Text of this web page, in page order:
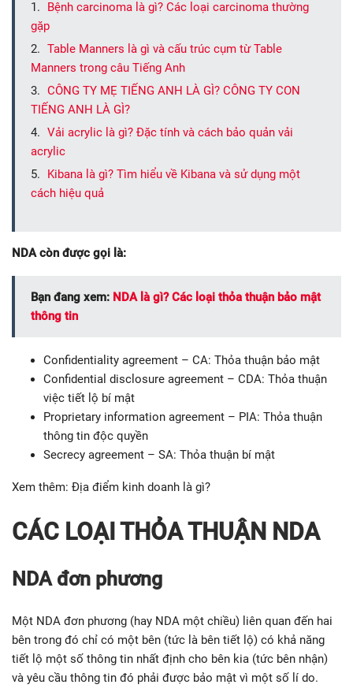
Bệnh carcinoma là gì? Các loại carcinoma thường
gặp
Table Manners là gì và cấu trúc cụm từ Table
Manners trong câu Tiếng Anh
CÔNG TY MẸ TIẾNG ANH LÀ GÌ? CÔNG TY CON
TIẾNG ANH LÀ GÌ?
Vải acrylic là gì? Đặc tính và cách bảo quản vải
acrylic
Kibana là gì? Tìm hiểu về Kibana và sử dụng một
cách hiệu quả
NDA còn được gọi là:
Bạn đang xem: NDA là gì? Các loại thỏa thuận bảo mật
thông tin
Confidentiality agreement – CA: Thỏa thuận bảo mật
Confidential disclosure agreement – CDA: Thỏa thuận
việc tiết lộ bí mật
Proprietary information agreement – PIA: Thỏa thuận
thông tin độc quyền
Secrecy agreement – SA: Thỏa thuận bí mật
Xem thêm: Địa điểm kinh doanh là gì?
CÁC LOẠI THỎA THUẬN NDA
NDA đơn phương
Một NDA đơn phương (hay NDA một chiều) liên quan đến hai
bên trong đó chỉ có một bên (tức là bên tiết lộ) có khả năng
tiết lộ một số thông tin nhất định cho bên kia (tức bên nhận)
và yêu cầu thông tin đó phải được bảo mật vì một số lí do.